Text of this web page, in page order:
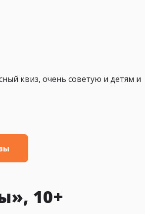
квиз, очень советую и детям и
10+